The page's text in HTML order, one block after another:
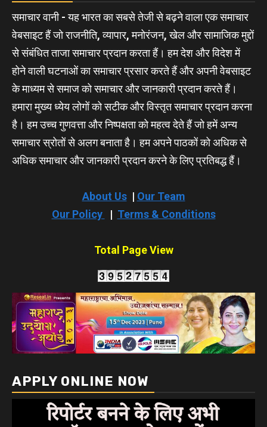
समाचार वानी - यह भारत का सबसे तेजी से बढ़ने वाला एक समाचार
वेबसाइट हैं जो राजनीति, व्यापार, मनोरंजन, खेल और सामाजिक मुद्दों
से संबंधित ताजा समाचार प्रदान करता हैं। हम देश और विदेश में
होने वाली घटनाओं का समाचार प्रसार करते हैं और अपनी वेबसाइट
के माध्यम से समाज को समाचार और जानकारी प्रदान करते हैं।
हमारा मुख्य ध्येय लोगों को सटीक और विस्तृत समाचार प्रदान करना
है। हम उच्च गुणवत्ता और निष्पक्षता को महत्व देते हैं जो हमें अन्य
समाचार स्रोतों से अलग बनाता है। हम अपने पाठकों को अधिक से
अधिक समाचार और जानकारी प्रदान करने के लिए प्रतिबद्ध हैं।
About Us| Our Team
Our Policy
| Terms & Conditions
Total Page View
APPLY ONLINE NOW